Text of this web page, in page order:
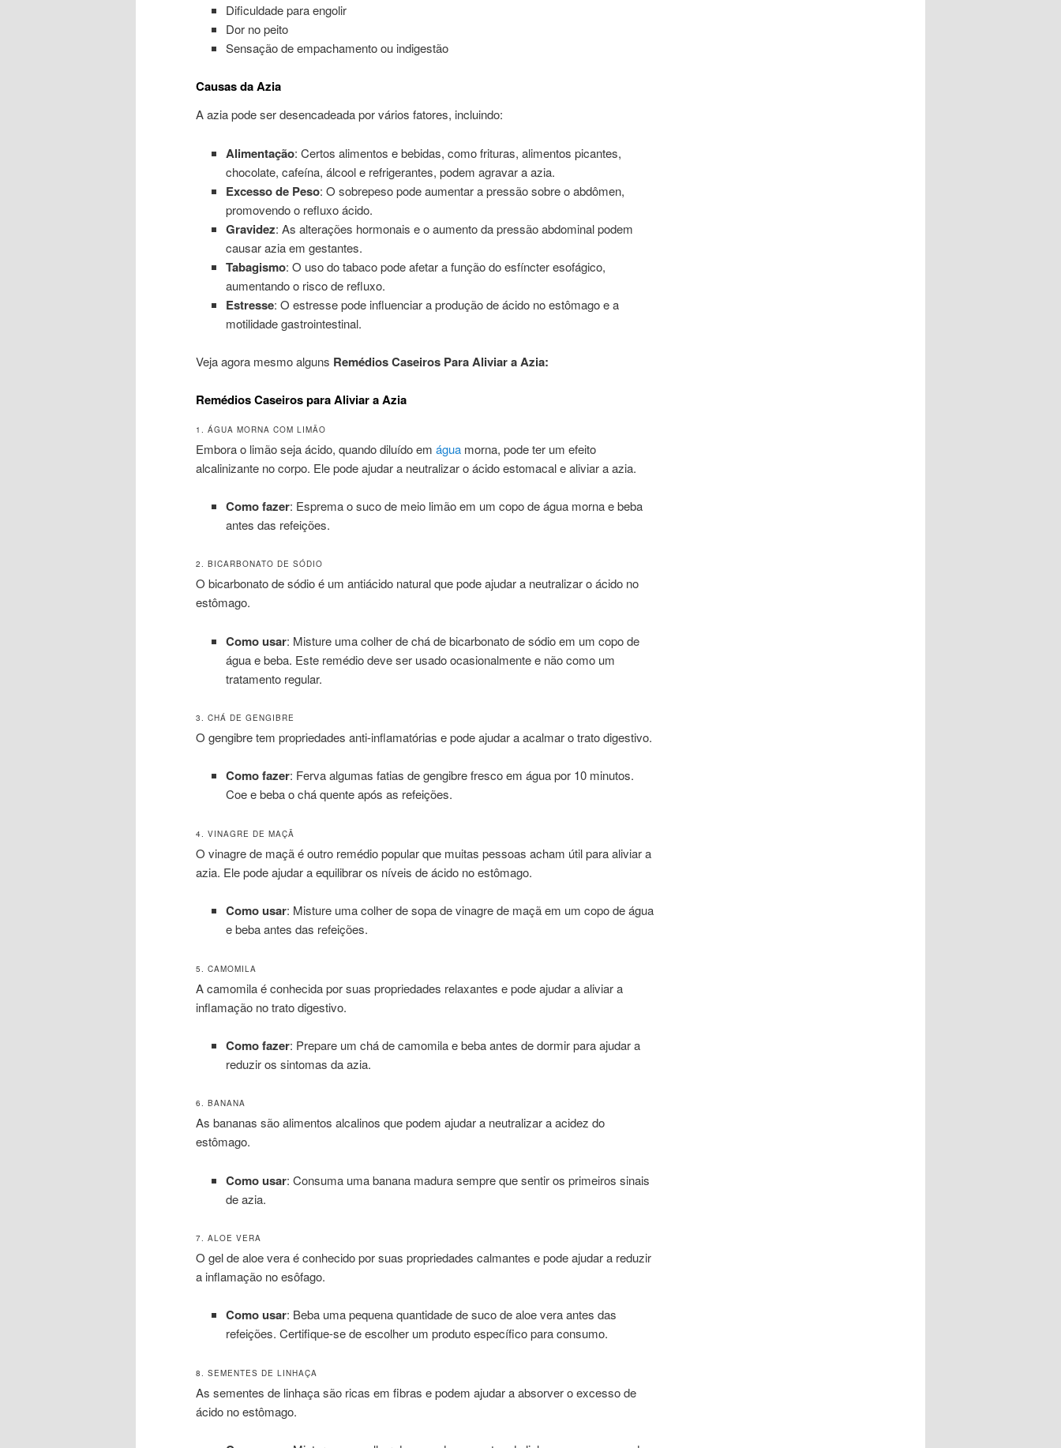
Dificuldade para engolir
Dor no peito
Sensação de empachamento ou indigestão
Causas da Azia
A azia pode ser desencadeada por vários fatores, incluindo:
Alimentação: Certos alimentos e bebidas, como frituras, alimentos picantes,
chocolate, cafeína, álcool e refrigerantes, podem agravar a azia.
Excesso de Peso: O sobrepeso pode aumentar a pressão sobre o abdômen,
promovendo o refluxo ácido.
Gravidez: As alterações hormonais e o aumento da pressão abdominal podem
causar azia em gestantes.
Tabagismo: O uso do tabaco pode afetar a função do esfíncter esofágico,
aumentando o risco de refluxo.
Estresse: O estresse pode influenciar a produção de ácido no estômago e a
motilidade gastrointestinal.
Veja agora mesmo alguns Remédios Caseiros Para Aliviar a Azia:
Remédios Caseiros para Aliviar a Azia
1. ÁGUA MORNA COM LIMÃO
Embora o limão seja ácido, quando diluído em água morna, pode ter um efeito
alcalinizante no corpo. Ele pode ajudar a neutralizar o ácido estomacal e aliviar a azia.
Como fazer: Esprema o suco de meio limão em um copo de água morna e beba
antes das refeições.
2. BICARBONATO DE SÓDIO
O bicarbonato de sódio é um antiácido natural que pode ajudar a neutralizar o ácido no
estômago.
Como usar: Misture uma colher de chá de bicarbonato de sódio em um copo de
água e beba. Este remédio deve ser usado ocasionalmente e não como um
tratamento regular.
3. CHÁ DE GENGIBRE
O gengibre tem propriedades anti-inflamatórias e pode ajudar a acalmar o trato digestivo.
Como fazer: Ferva algumas fatias de gengibre fresco em água por 10 minutos.
Coe e beba o chá quente após as refeições.
4. VINAGRE DE MAÇÃ
O vinagre de maçã é outro remédio popular que muitas pessoas acham útil para aliviar a
azia. Ele pode ajudar a equilibrar os níveis de ácido no estômago.
Como usar: Misture uma colher de sopa de vinagre de maçã em um copo de água
e beba antes das refeições.
5. CAMOMILA
A camomila é conhecida por suas propriedades relaxantes e pode ajudar a aliviar a
inflamação no trato digestivo.
Como fazer: Prepare um chá de camomila e beba antes de dormir para ajudar a
reduzir os sintomas da azia.
6. BANANA
As bananas são alimentos alcalinos que podem ajudar a neutralizar a acidez do
estômago.
Como usar: Consuma uma banana madura sempre que sentir os primeiros sinais
de azia.
7. ALOE VERA
O gel de aloe vera é conhecido por suas propriedades calmantes e pode ajudar a reduzir
a inflamação no esôfago.
Como usar: Beba uma pequena quantidade de suco de aloe vera antes das
refeições. Certifique-se de escolher um produto específico para consumo.
8. SEMENTES DE LINHAÇA
As sementes de linhaça são ricas em fibras e podem ajudar a absorver o excesso de
ácido no estômago.